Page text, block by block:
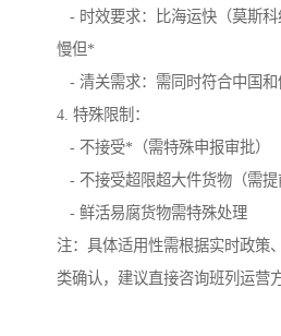
- 时效要求：比海运快（莫斯科
慢但*
- 清关需求：需同时符合中国
4. 特殊限制：
- 不接受*（需特殊申报审批）
- 不接受超限超大件货物（需提
- 鲜活易腐货物需特殊处理
注：具体适用性需根据实时政策
类确认，建议直接咨询班列运营